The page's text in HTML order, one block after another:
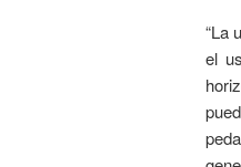
“La
el